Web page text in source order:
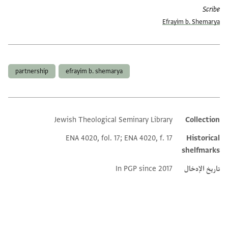
Scribe
Efrayim b. Shemarya
efrayim b. shemarya
partnership
Additional metadata
Collection
Jewish Theological Seminary Library
Historical
shelfmarks
ENA 4020, fol. 17; ENA 4020, f. 17
تاريخ الإدخال In PGP since 2017